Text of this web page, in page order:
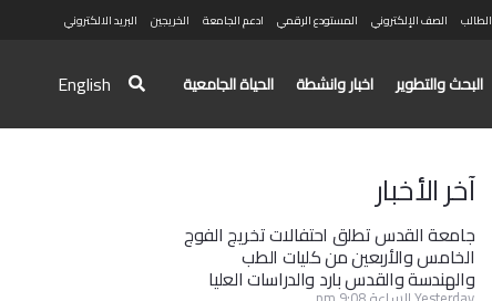
الطالب الصف الإلكتروني المستودع الرقمي ادعم الجامعة الخريجين البريد الالكتروني
البحث والتطوير اخبار وانشطة الحياة الجامعية English
آخر الأخبار
جامعة القدس تطلق احتفالات تخريج الفوج
الخامس والأربعين من كليات الطب
والهندسة والقدس بارد والدراسات العليا